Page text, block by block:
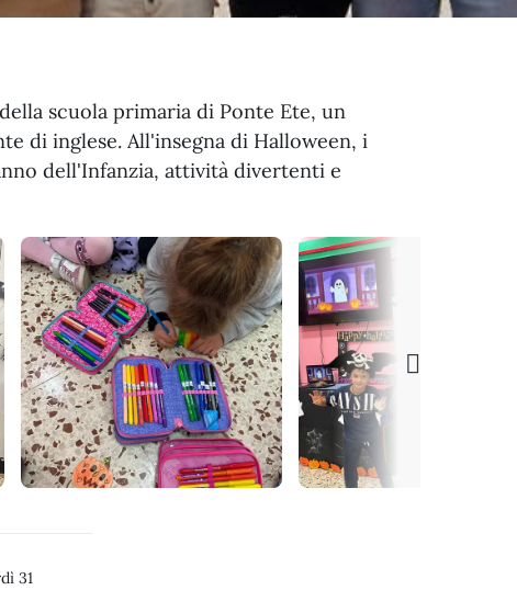
scuola primaria di Ponte Ete, un
di inglese. All'insegna di Halloween, i
dell'Infanzia, attività divertenti e
31